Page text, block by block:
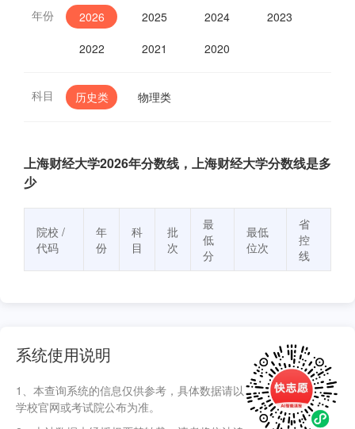
年份 2026 2025 2024
2023
2022
2021 2020
科目 历史类 物理类
上海财经大学2026年分数线，上海财经大学分数线是多
少
院校 /
代码
年
份
科
目
批
次
最
低
分
最低
位次
省
控
线
系统使用说明
1、本查询系统的信息仅供参考，具体数据请以
学校官网或考试院公布为准。